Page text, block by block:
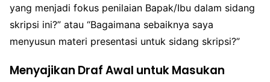
yang menjadi fokus penilaian Bapak/Ibu dalam sidang
skripsi ini?” atau “Bagaimana sebaiknya saya
menyusun materi presentasi untuk sidang skripsi?”
Menyajikan Draf Awal untuk Masukan